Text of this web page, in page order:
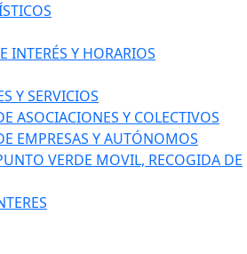
INTERÉS Y HORARIOS
Y SERVICIOS
ASOCIACIONES Y COLECTIVOS
EMPRESAS Y AUTÓNOMOS
VERDE MOVIL, RECOGIDA DE